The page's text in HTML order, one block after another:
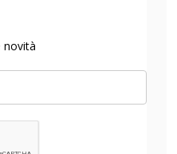
novità